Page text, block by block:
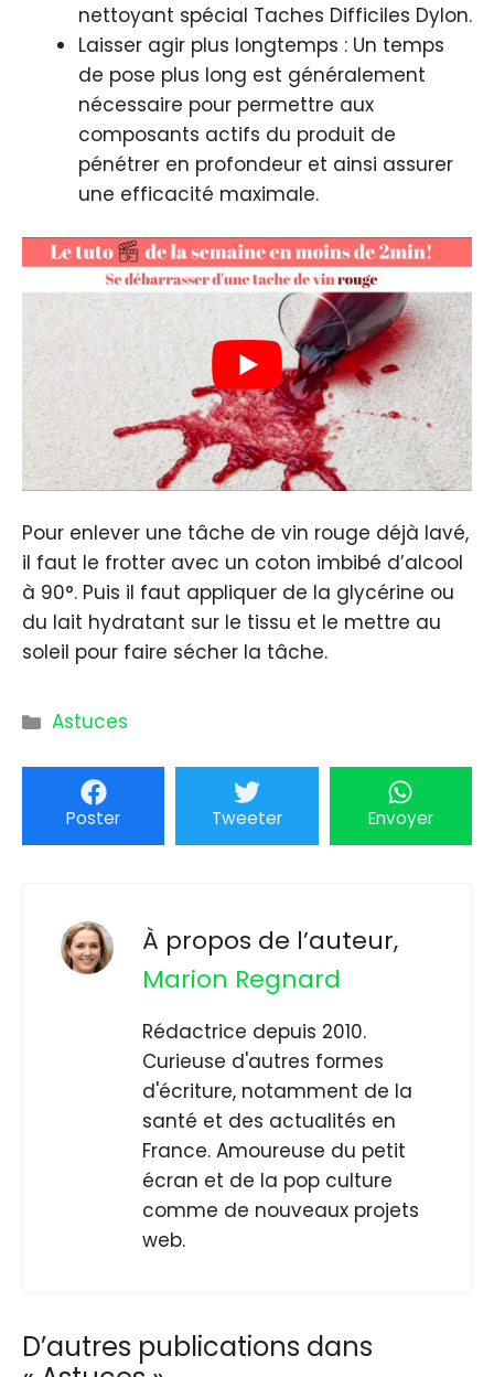
nettoyant spécial Taches Difficiles Dylon.
Laisser agir plus longtemps : Un temps
de pose plus long est généralement
nécessaire pour permettre aux
composants actifs du produit de
pénétrer en profondeur et ainsi assurer
une efficacité maximale.
Pour enlever une tâche de vin rouge déjà lavé,
il faut le frotter avec un coton imbibé d’alcool
à 90°. Puis il faut appliquer de la glycérine ou
du lait hydratant sur le tissu et le mettre au
soleil pour faire sécher la tâche.
Catégories
Astuces
Poster Tweeter Envoyer
À propos de l’auteur,
Marion Regnard
Rédactrice depuis 2010.
Curieuse d'autres formes
d'écriture, notamment de la
santé et des actualités en
France. Amoureuse du petit
écran et de la pop culture
comme de nouveaux projets
web.
D’autres publications dans